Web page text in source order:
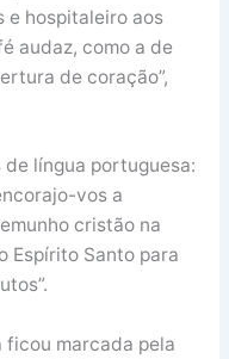
e hospitaleiro aos
audaz, como a de
de coração”,
língua portuguesa:
vos a
cristão na
Espírito Santo para
ficou marcada pela